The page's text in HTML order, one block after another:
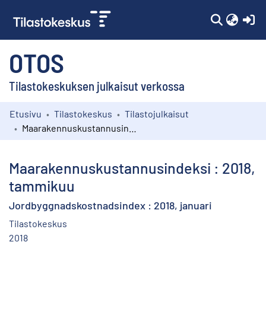
OTOS
Tilastokeskuksen julkaisut verkossa
Kokoelmat
Etusivu Tilastokeskus
Tilastojulkaisut
Maarakennuskustannusindeksi : 2018,
tammikuu
Jordbyggnadskostnadsindex : 2018, januari
Tilastokeskus
2018